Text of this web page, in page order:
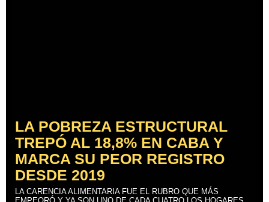
LA POBREZA ESTRUCTURAL
TREPÓ AL 18,8% EN CABA Y
MARCA SU PEOR REGISTRO
DESDE 2019
LA CARENCIA ALIMENTARIA FUE EL RUBRO QUE MÁS